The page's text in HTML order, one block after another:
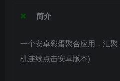
简介
一个安卓彩蛋聚合应用，汇
机连续点击安卓版本)